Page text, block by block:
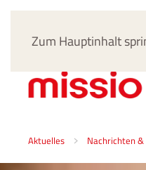
Zum Hauptinhalt
Aktuelles Nachrichten